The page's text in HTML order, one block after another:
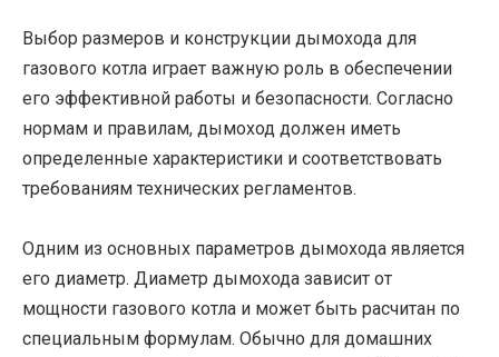
Выбор размеров и конструкции дымохода для
газового котла играет важную роль в обеспечении
его эффективной работы и безопасности. Согласно
нормам и правилам, дымоход должен иметь
определенные характеристики и соответствовать
требованиям технических регламентов.
Одним из основных параметров дымохода является
его диаметр. Диаметр дымохода зависит от
мощности газового котла и может быть расчитан по
специальным формулам. Обычно для домашних